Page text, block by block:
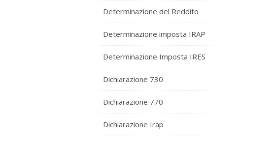
Determinazione del Reddito
Determinazione imposta IRAP
Determinazione Imposta IRES
Dichiarazione 730
Dichiarazione 770
Dichiarazione Irap